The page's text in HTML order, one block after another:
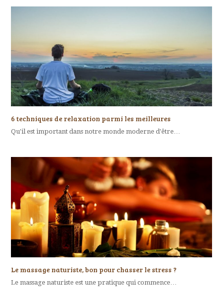
6 techniques de relaxation parmi les meilleures
Qu'il est important dans notre monde moderne d'être…
Le massage naturiste, bon pour chasser le stress ?
Le massage naturiste est une pratique qui commence…